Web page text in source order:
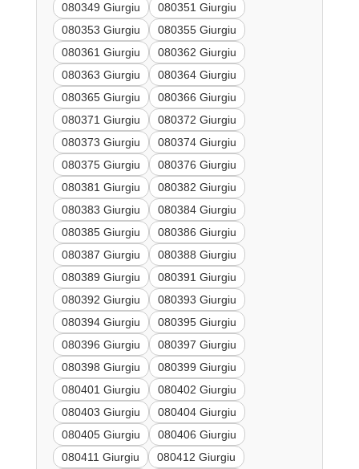
080349 Giurgiu
080351 Giurgiu
080353 Giurgiu
080355 Giurgiu
080361 Giurgiu
080362 Giurgiu
080363 Giurgiu
080364 Giurgiu
080365 Giurgiu
080366 Giurgiu
080371 Giurgiu
080372 Giurgiu
080373 Giurgiu
080374 Giurgiu
080375 Giurgiu
080376 Giurgiu
080381 Giurgiu
080382 Giurgiu
080383 Giurgiu
080384 Giurgiu
080385 Giurgiu
080386 Giurgiu
080387 Giurgiu
080388 Giurgiu
080389 Giurgiu
080391 Giurgiu
080392 Giurgiu
080393 Giurgiu
080394 Giurgiu
080395 Giurgiu
080396 Giurgiu
080397 Giurgiu
080398 Giurgiu
080399 Giurgiu
080401 Giurgiu
080402 Giurgiu
080403 Giurgiu
080404 Giurgiu
080405 Giurgiu
080406 Giurgiu
080411 Giurgiu
080412 Giurgiu